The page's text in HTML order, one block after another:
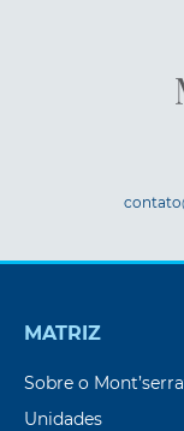
MATRIZ
Sobre o
Unidades